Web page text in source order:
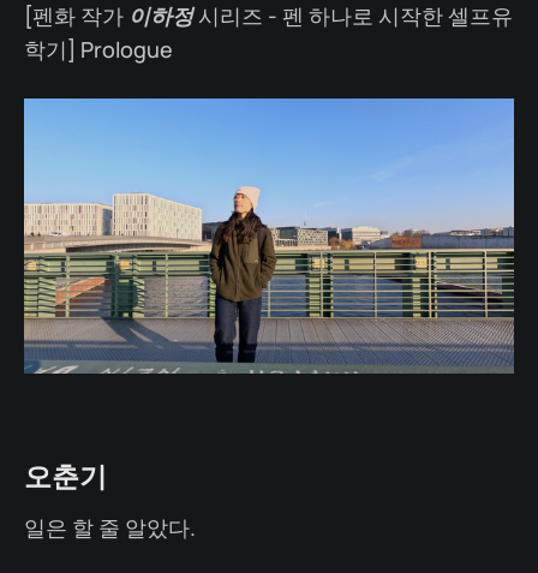
[펜화 작가 이하정시리즈 - 펜 하나로 시작한 셀프유
학기] Prologue
오춘기
일은 할 줄 알았다.